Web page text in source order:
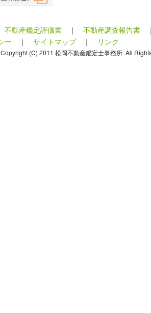
不動産鑑定評価書 ｜ 不動産調査報告書
ー ｜ サイトマップ｜ リンク
Copyright (C) 2011 松岡不動産鑑定士事務所. All